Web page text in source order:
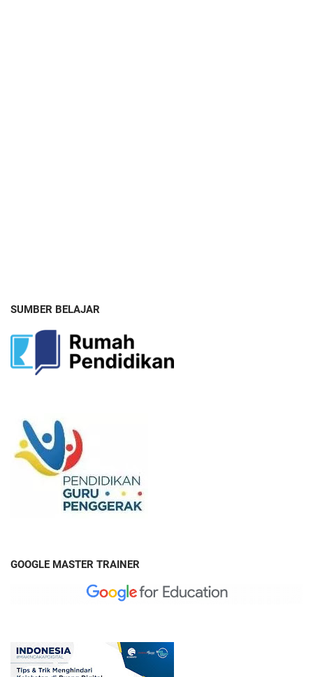
SUMBER BELAJAR
GOOGLE MASTER TRAINER